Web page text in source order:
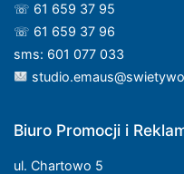
☏ 61 659 37 95
☏ 61 659 37 96
sms: 601 077 033
Biuro Promocji i
ul. Chartowo 5